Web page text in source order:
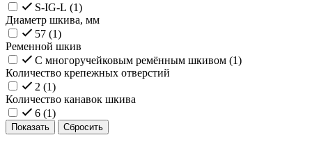
S-IG-L (1)
Диаметр шкива, мм
57 (1)
Ременной шкив
С многоручейковым ремённым шкивом (1)
Количество крепежных отверстий
2 (1)
Количество канавок шкива
6 (1)